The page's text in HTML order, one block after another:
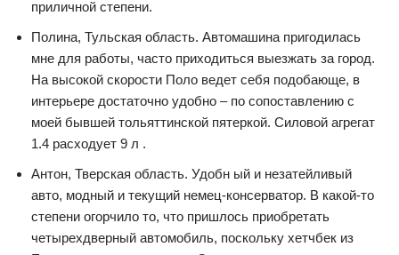
приличной степени.
Полина, Тульская область. Автомашина пригодилась
мне для работы, часто приходиться выезжать за город.
На высокой скорости Поло ведет себя подобающе, в
интерьере достаточно удобно – по сопоставлению с
моей бывшей тольяттинской пятеркой. Силовой агрегат
1.4 расходует 9 л .
Антон, Тверская область. Удобн ый и незатейливый
авто, модный и текущий немец-консерватор. В какой-то
степени огорчило то, что пришлось приобретать
четырехдверный автомобиль, поскольку хетчбек из